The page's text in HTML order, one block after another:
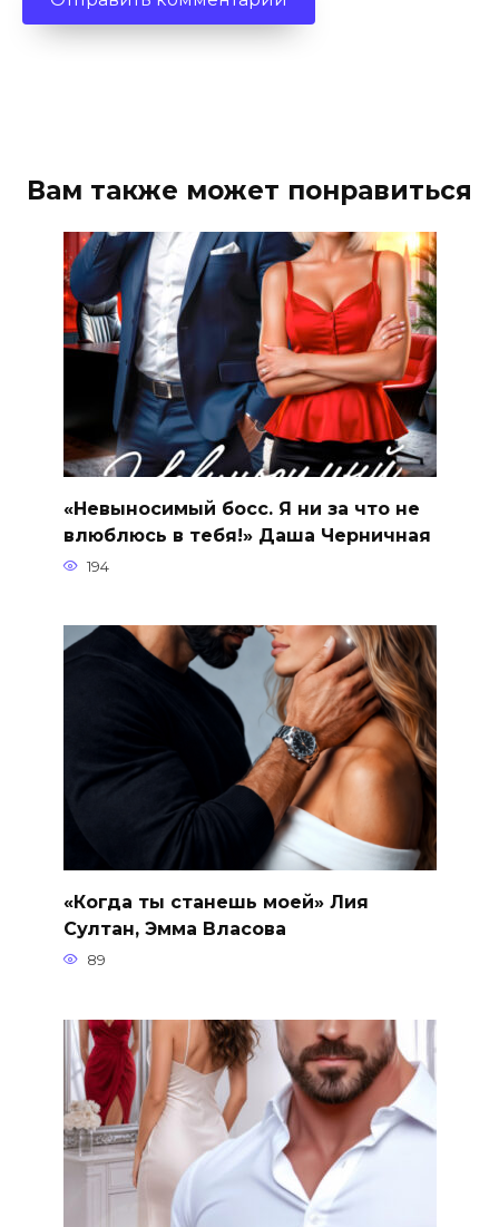
Вам также может понравиться
«Невыносимый босс. Я ни за что не
влюблюсь в тебя!» Даша Черничная
194
«Когда ты станешь моей» Лия
Султан, Эмма Власова
89